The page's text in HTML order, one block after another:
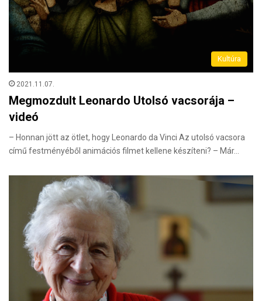
Kultúra
2021.11.07.
Megmozdult Leonardo Utolsó vacsorája –
videó
– Honnan jött az ötlet, hogy Leonardo da Vinci Az utolsó vacsora
című festményéből animációs filmet kellene készíteni? – Már…